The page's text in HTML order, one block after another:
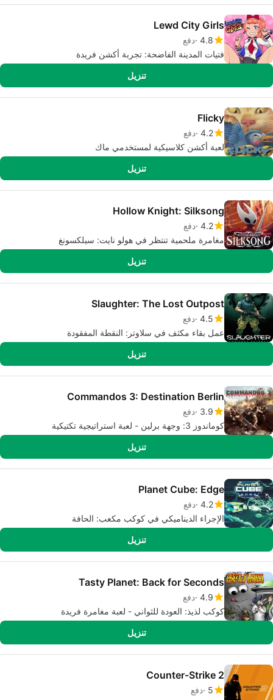
Lewd City Girls
4.8 دفع
فتيات المدينة الفاضحة: تجربة أكشن فريدة
تنزيل
Flicky
4.2 دفع
لعبة أكشن كلاسيكية لمستخدمي ماك
تنزيل
Hollow Knight: Silksong
4.2 دفع
مغامرة ملحمية تنتظر في هولو نايت: سيلكسونغ
تنزيل
Slaughter: The Lost Outpost
4.5 دفع
عمل بقاء مكثف في سلاوتر: النقطة المفقودة
تنزيل
Commandos 3: Destination Berlin
3.9 دفع
كوماندوز 3: وجهة برلين - لعبة استراتيجية تكتيكية
تنزيل
Planet Cube: Edge
4.2 دفع
الإجراء الديناميكي في كوكب مكعب: الحافة
تنزيل
Tasty Planet: Back for Seconds
4.9 دفع
كوكب لذيذ: العودة للثواني - لعبة مغامرة فريدة
تنزيل
Counter-Strike 2
5 دفع